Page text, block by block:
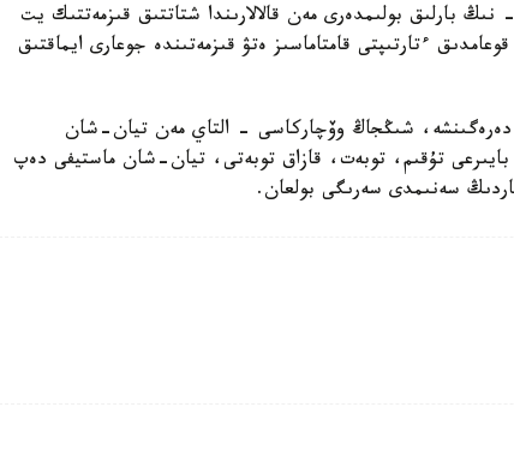
بارلىق بولىمدەرى مەن قالالارىندا شتاتتىق قىزمەتتىك يت
ءتارتىپتى قامتاماسىز ەتۋ قىزمەتىندە جوعارى ايماقتىق
دەرەگىنشە، شىڭجاڭ وۆچاركاسى - التاي مەن تيان-شان
بايىرعى تۇقىم، توبەت، قازاق توبەتى، تيان-شان ماستيفى دەپ
سەنىمدى سەرىگى بولعان.